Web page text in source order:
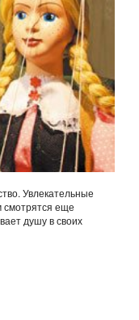
Увлекательные
смотрятся еще
душу в своих